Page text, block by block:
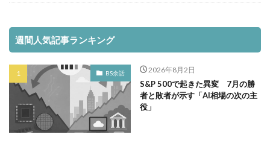
週間人気記事ランキング
BS余話 2026年8月2日
S&P 500で起きた異変 7月の勝
者と敗者が示す「AI相場の次の主
役」